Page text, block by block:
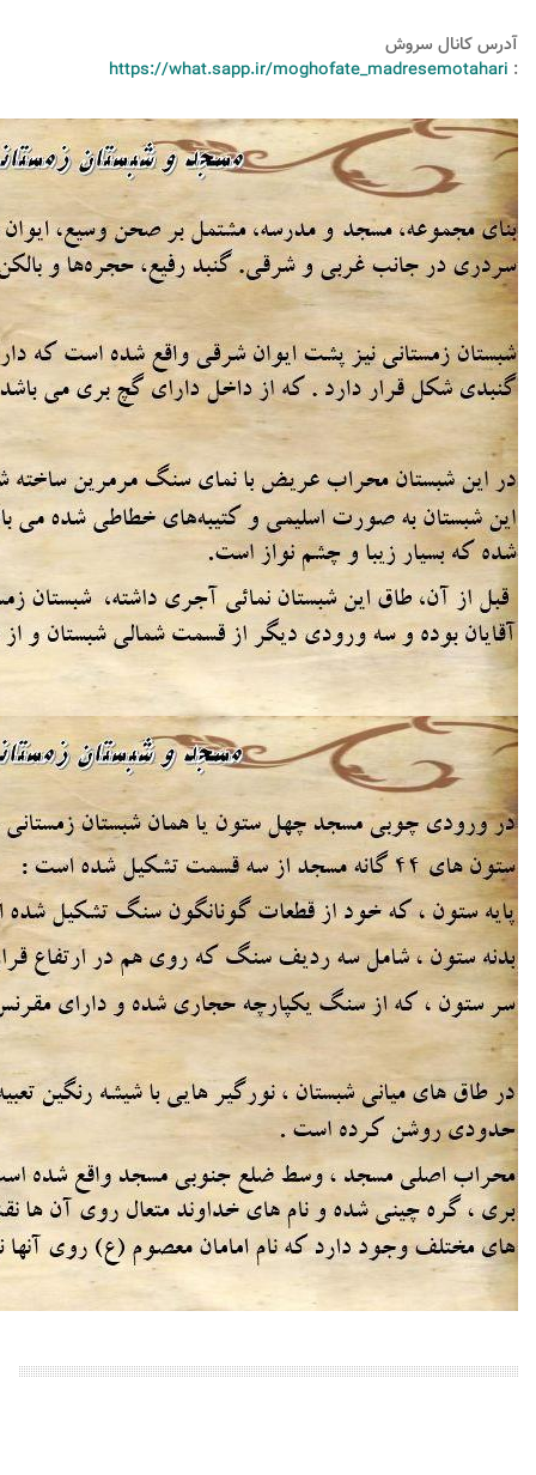
آدرس کانال سروش
:
https://what.sapp.ir/moghofate_madresemotahari